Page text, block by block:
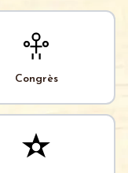
Congrès